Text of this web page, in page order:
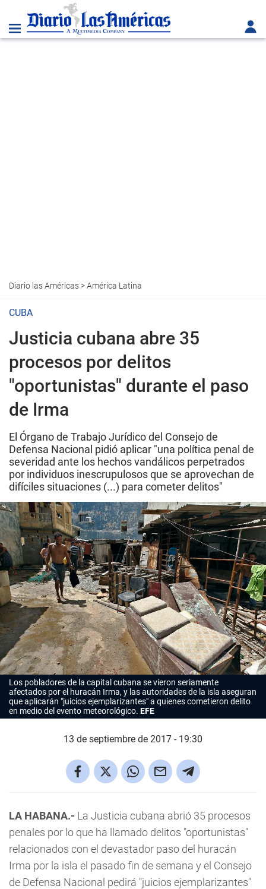
Diario las Américas>América Latina
CUBA
Justicia cubana abre 35
procesos por delitos
"oportunistas" durante el paso
de Irma
El Órgano de Trabajo Jurídico del Consejo de
Defensa Nacional pidió aplicar "una política penal de
severidad ante los hechos vandálicos perpetrados
por individuos inescrupulosos que se aprovechan de
difíciles situaciones (...) para cometer delitos"
Los pobladores de la capital cubana se vieron seriamente
afectados por el huracán Irma, y las autoridades de la isla aseguran
que aplicarán "juicios ejemplarizantes" a quienes cometieron delito
en medio del evento meteorológico. EFE
13 de septiembre de 2017 - 19:30
LA HABANA.- La Justicia cubana abrió 35 procesos
penales por lo que ha llamado delitos "oportunistas"
relacionados con el devastador paso del huracán
Irma por la isla el pasado fin de semana y el Consejo
de Defensa Nacional pedirá "juicios ejemplarizantes"